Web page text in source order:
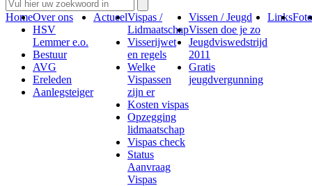
HomeOver ons
HSV
Lemmer e.o.
Bestuur
AVG
Ereleden
Aanlegsteiger
ActueelVispas /
Lidmaatschap
Visserijwet
en regels
Welke
Vispassen
zijn er
Kosten vispas
Opzegging
lidmaatschap
Vispas check
Status
Aanvraag
Vispas
Vissen / Jeugd
Vissen doe je zo
Jeugdviswedstrijd
2011
Gratis
jeugdvergunning
Links